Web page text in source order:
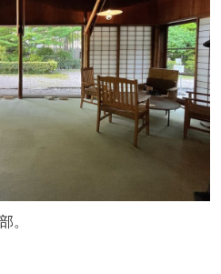
。